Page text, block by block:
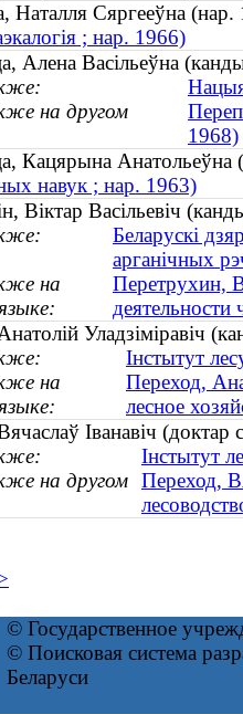
Наталля Сяргееўна
; нар. 1966)
Алена Васільеўна
на другом
1968)
Кацярына
навук ; нар. 1963)
Віктар Васільевіч
Беларускі
арганічных
на
Перетрухин,
Уладзіміравіч
Інстытут
на
Переход,
лесное
Іванавіч
Інстытут
на другом Переход,
© Государственное
© Поисковая система
Беларуси